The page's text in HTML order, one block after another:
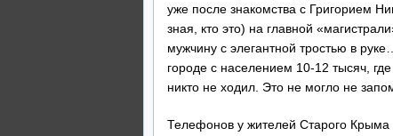
уже после знакомства с Григорием
зная, кто это) на главной
мужчину с элегантной тростью в
городе с населением 10-12 тысяч,
никто не ходил. Это не могло не
Телефонов у жителей Старого